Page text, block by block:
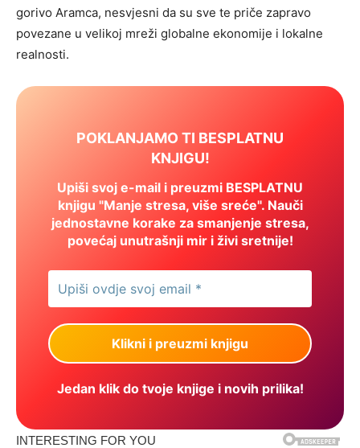
gorivo Aramca, nesvjesni da su sve te priče zapravo
povezane u velikoj mreži globalne ekonomije i lokalne
realnosti.
POKLANJAMO TI BESPLATNU
KNJIGU!
Upiši svoj e-mail i preuzmi BESPLATNU
knjigu "Manje stresa, više sreće". Nauči
jednostavne korake za smanjenje stresa,
povećaj unutrašnji mir i živi sretnije!
Jedan klik do tvoje knjige i novih prilika!